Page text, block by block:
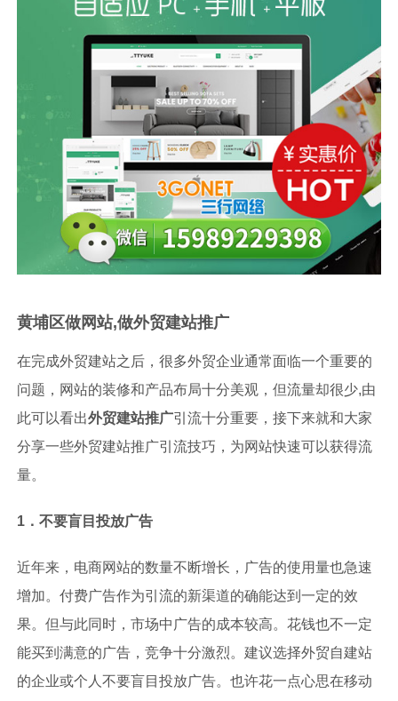
黄埔区做网站,做外贸建站推广
在完成外贸建站之后，很多外贸企业通常面临一个重要的
问题，网站的装修和产品布局十分美观，但流量却很少,由
此可以看出外贸建站推广引流十分重要，接下来就和大家
分享一些外贸建站推广引流技巧，为网站快速可以获得流
量。
1．不要盲目投放广告
近年来，电商网站的数量不断增长，广告的使用量也急速
增加。付费广告作为引流的新渠道的确能达到一定的效
果。但与此同时，市场中广告的成本较高。花钱也不一定
能买到满意的广告，竞争十分激烈。建议选择外贸自建站
的企业或个人不要盲目投放广告。也许花一点心思在移动